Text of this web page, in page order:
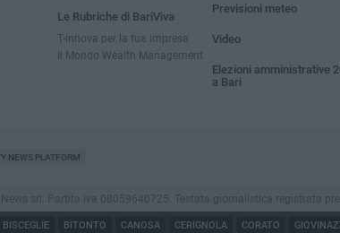
Le Rubriche di BariViva
T-innova per la tua impresa
Il Mondo Wealth Management
Previsioni meteo
Video
Elezioni amministrative
a Bari
NEWS PLATFORM
srl. Partita iva 08059640725. Testata giornalistica registrata
BISCEGLIE BITONTO CANOSA CERIGNOLA CORATO